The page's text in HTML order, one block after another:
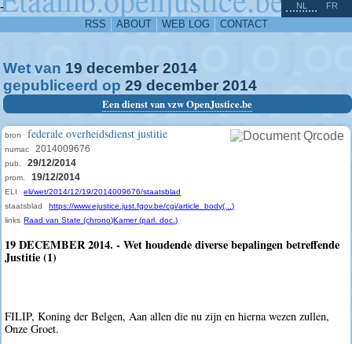
-
RSS ABOUT WEB LOG CONTACT
NL FR
Wet van 19 december 2014
gepubliceerd op 29 december 2014
Een dienst van vzw OpenJustice.be
bron federale overheidsdienst justitie
numac 2014009676
pub. 29/12/2014
prom. 19/12/2014
ELI
eli/wet/2014/12/19/2014009676/staatsblad
staatsblad
https://www.ejustice.just.fgov.be/cgi/article_body(...)
links Raad van State (chrono)Kamer (parl. doc.)
19 DECEMBER 2014. - Wet houdende diverse bepalingen betreffende
Justitie (1)
FILIP, Koning der Belgen, Aan allen die nu zijn en hierna wezen zullen,
Onze Groet.
^